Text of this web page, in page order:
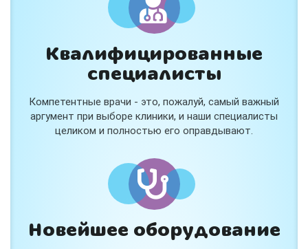
Квалифицированные
специалисты
Компетентные врачи - это, пожалуй, самый важный
аргумент при выборе клиники, и наши специалисты
целиком и полностью его оправдывают.
Новейшее оборудование
Консультация ортопеда +
тейпирование за 1 приём
Вас или вашего ребёнка беспокоят:
- боли в спине, шее, коленях или ногах?
- дискомфорт после спорта и нагрузок?
В «Медлэнд» принимает известный ортопед-
травматолог Шехмаметьев Али Зарефуллович
В прием входит:
✔️ Осмотр и консультация врача
✔️ Рекомендации по вашей ситуации
✔️Тейпирование